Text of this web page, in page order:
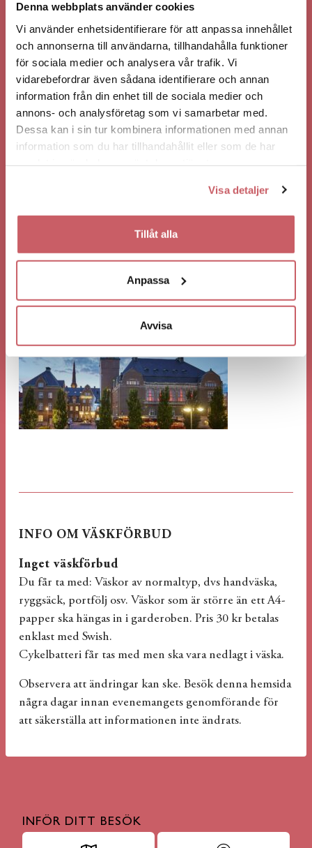
Denna webbplats använder cookies
Vi använder enhetsidentifierare för att anpassa innehållet
och annonserna till användarna, tillhandahålla funktioner
för sociala medier och analysera vår trafik. Vi
vidarebefordrar även sådana identifierare och annan
information från din enhet till de sociala medier och
annons- och analysföretag som vi samarbetar med.
Dessa kan i sin tur kombinera informationen med annan
information som du har tillhandahållit eller som de har
Visa detaljer
Tillåt alla
Anpassa
Avvisa
biljetter till våra evenemang har du möjlighet att
skänka 10 kr till Barncancerfonden i samband med ditt
köp.
BEHÖVER DU BOKA BOENDE?
Behöver du boka hotel i samband med ditt besök hos
oss? Hör av dig till våra vänner påStadshotellet i
INFO OM VÄSKFÖRBUD
Inget väskförbud
Du får ta med: Väskor av normaltyp, dvs handväska,
ryggsäck, portfölj osv. Väskor som är större än ett A4-
papper ska hängas in i garderoben. Pris 30 kr betalas
enklast med Swish.
Cykelbatteri får tas med men ska vara nedlagt i väska.
Observera att ändringar kan ske. Besök denna hemsida
några dagar innan evenemangets genomförande för
att säkerställa att informationen inte ändrats.
INFÖR DITT BESÖK